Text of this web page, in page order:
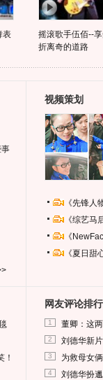
表
摇滚歌手伍佰--
折离奇的道路
视频策划
《先锋
《综艺
《
《夏日
！
网友评论排行
1 董卿：这
2 刘德华新
3 为救母女
4 刘德华扮